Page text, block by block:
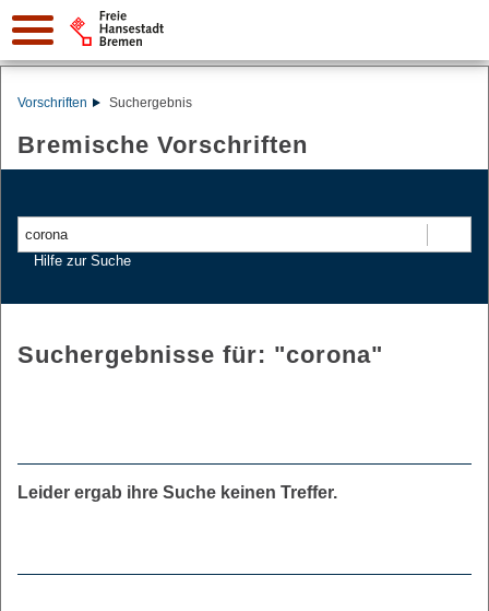
Vorschriften Suchergebnis
Bremische Vorschriften
Hilfe zur Suche
Suchergebnisse für: "corona"
Leider ergab ihre Suche keinen Treffer.